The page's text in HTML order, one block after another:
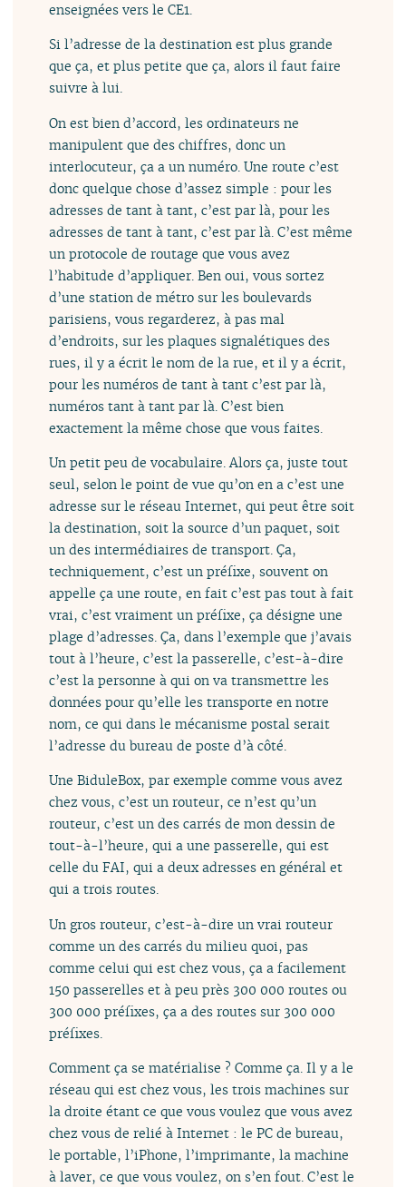
enseignées vers le CE1.
Si l’adresse de la destination est plus grande
que ça, et plus petite que ça, alors il faut faire
suivre à lui.
On est bien d’accord, les ordinateurs ne
manipulent que des chiffres, donc un
interlocuteur, ça a un numéro. Une route c’est
donc quelque chose d’assez simple : pour les
adresses de tant à tant, c’est par là, pour les
adresses de tant à tant, c’est par là. C’est même
un protocole de routage que vous avez
l’habitude d’appliquer. Ben oui, vous sortez
d’une station de métro sur les boulevards
parisiens, vous regarderez, à pas mal
d’endroits, sur les plaques signalétiques des
rues, il y a écrit le nom de la rue, et il y a écrit,
pour les numéros de tant à tant c’est par là,
numéros tant à tant par là. C’est bien
exactement la même chose que vous faites.
Un petit peu de vocabulaire. Alors ça, juste tout
seul, selon le point de vue qu’on en a c’est une
adresse sur le réseau Internet, qui peut être soit
la destination, soit la source d’un paquet, soit
un des intermédiaires de transport. Ça,
techniquement, c’est un préfixe, souvent on
appelle ça une route, en fait c’est pas tout à fait
vrai, c’est vraiment un préfixe, ça désigne une
plage d’adresses. Ça, dans l’exemple que j’avais
tout à l’heure, c’est la passerelle, c’est-à-dire
c’est la personne à qui on va transmettre les
données pour qu’elle les transporte en notre
nom, ce qui dans le mécanisme postal serait
l’adresse du bureau de poste d’à côté.
Une BiduleBox, par exemple comme vous avez
chez vous, c’est un routeur, ce n’est qu’un
routeur, c’est un des carrés de mon dessin de
tout-à-l’heure, qui a une passerelle, qui est
celle du FAI, qui a deux adresses en général et
qui a trois routes.
Un gros routeur, c’est-à-dire un vrai routeur
comme un des carrés du milieu quoi, pas
comme celui qui est chez vous, ça a facilement
150 passerelles et à peu près 300 000 routes ou
300 000 préfixes, ça a des routes sur 300 000
préfixes.
Comment ça se matérialise ? Comme ça. Il y a le
réseau qui est chez vous, les trois machines sur
la droite étant ce que vous voulez que vous avez
chez vous de relié à Internet : le PC de bureau,
le portable, l’iPhone, l’imprimante, la machine
à laver, ce que vous voulez, on s’en fout. C’est le